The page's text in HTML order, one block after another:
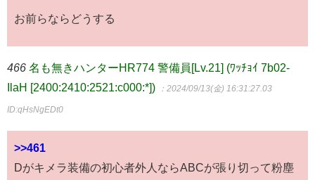
お前らならどうする
466 名も無きハンターHR774 警備員[Lv.21] (ﾜｯﾁｮｲ 7b02-
IlaH [2400:2410:2521:c000:*])
：2024/09/13(金) 16:31:27.03
ID:qHsNgEDt0
>>461
Dがキメラ装備の初心者外人ならABCが張り切って粉塵